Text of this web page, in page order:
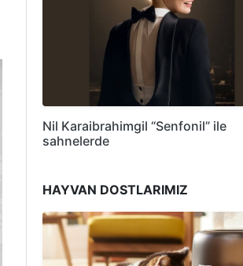
Nil Karaibrahimgil “Senfonil” ile
sahnelerde
HAYVAN DOSTLARIMIZ